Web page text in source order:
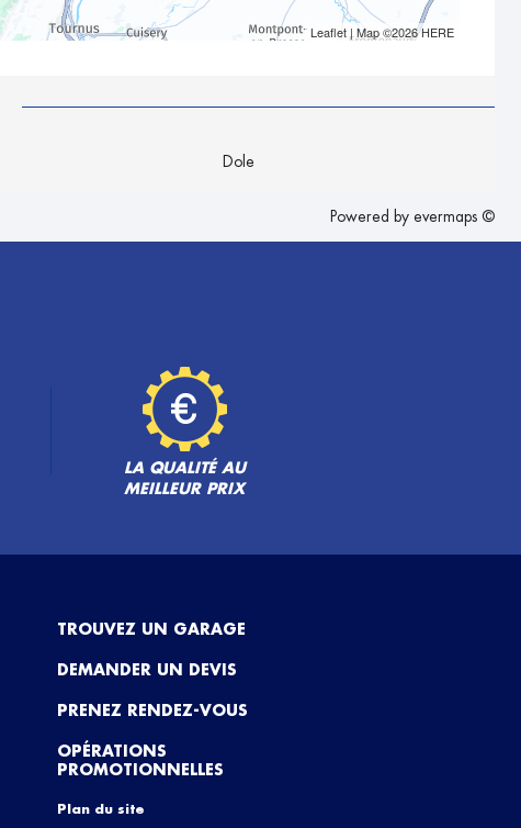
Leaflet| Map ©2026HERE
Dole
Powered by evermaps ©
LA QUALITÉ AU
MEILLEUR PRIX
TROUVEZ UN GARAGE
DEMANDER UN DEVIS
PRENEZ RENDEZ-VOUS
OPÉRATIONS
PROMOTIONNELLES
Plan du site